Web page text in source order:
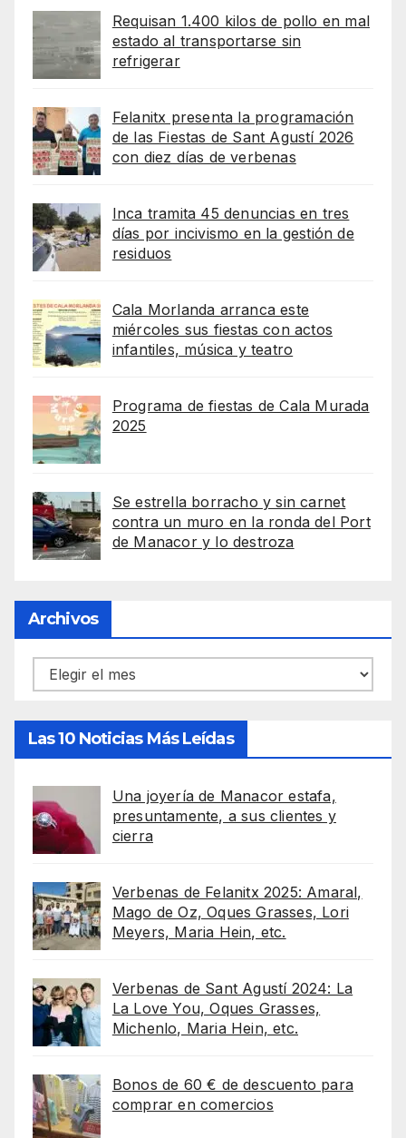
Requisan 1.400 kilos de pollo en mal
estado al transportarse sin
refrigerar
Felanitx presenta la programación
de las Fiestas de Sant Agustí 2026
con diez días de verbenas
Inca tramita 45 denuncias en tres
días por incivismo en la gestión de
residuos
Cala Morlanda arranca este
miércoles sus fiestas con actos
infantiles, música y teatro
Programa de fiestas de Cala Murada
2025
Se estrella borracho y sin carnet
contra un muro en la ronda del Port
de Manacor y lo destroza
Archivos
Archivos
Las 10 Noticias Más Leídas
Una joyería de Manacor estafa,
presuntamente, a sus clientes y
cierra
Verbenas de Felanitx 2025: Amaral,
Mago de Oz, Oques Grasses, Lori
Meyers, Maria Hein, etc.
Verbenas de Sant Agustí 2024: La
La Love You, Oques Grasses,
Michenlo, Maria Hein, etc.
Bonos de 60 € de descuento para
comprar en comercios